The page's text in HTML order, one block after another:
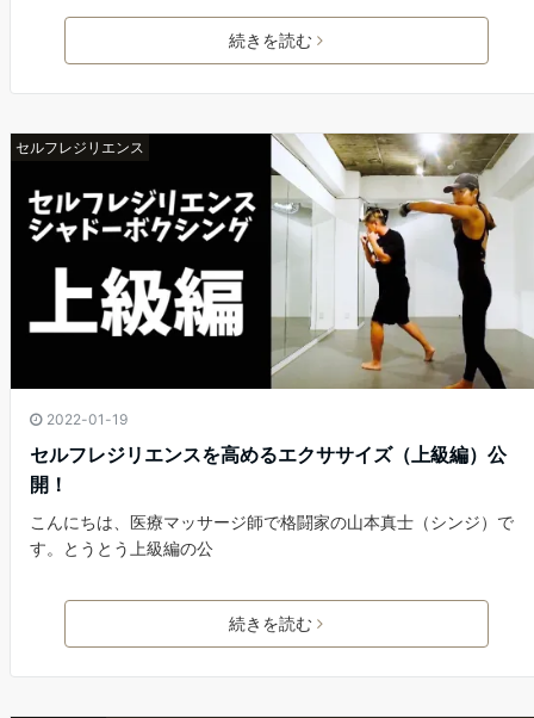
続きを読む
セルフレジリエンス
2022-01-19
セルフレジリエンスを高めるエクササイズ（上級編）公
開！
こんにちは、医療マッサージ師で格闘家の山本真士（シンジ）で
す。とうとう上級編の公
続きを読む